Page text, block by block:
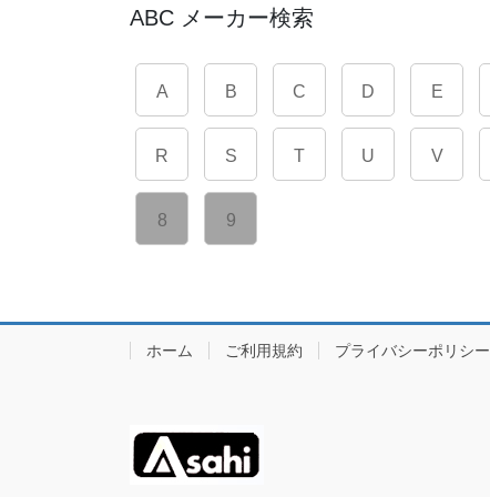
ABC メーカー検索
A B C D E
R S T U V
8 9
ホーム ご利用規約 プライバシーポリシー